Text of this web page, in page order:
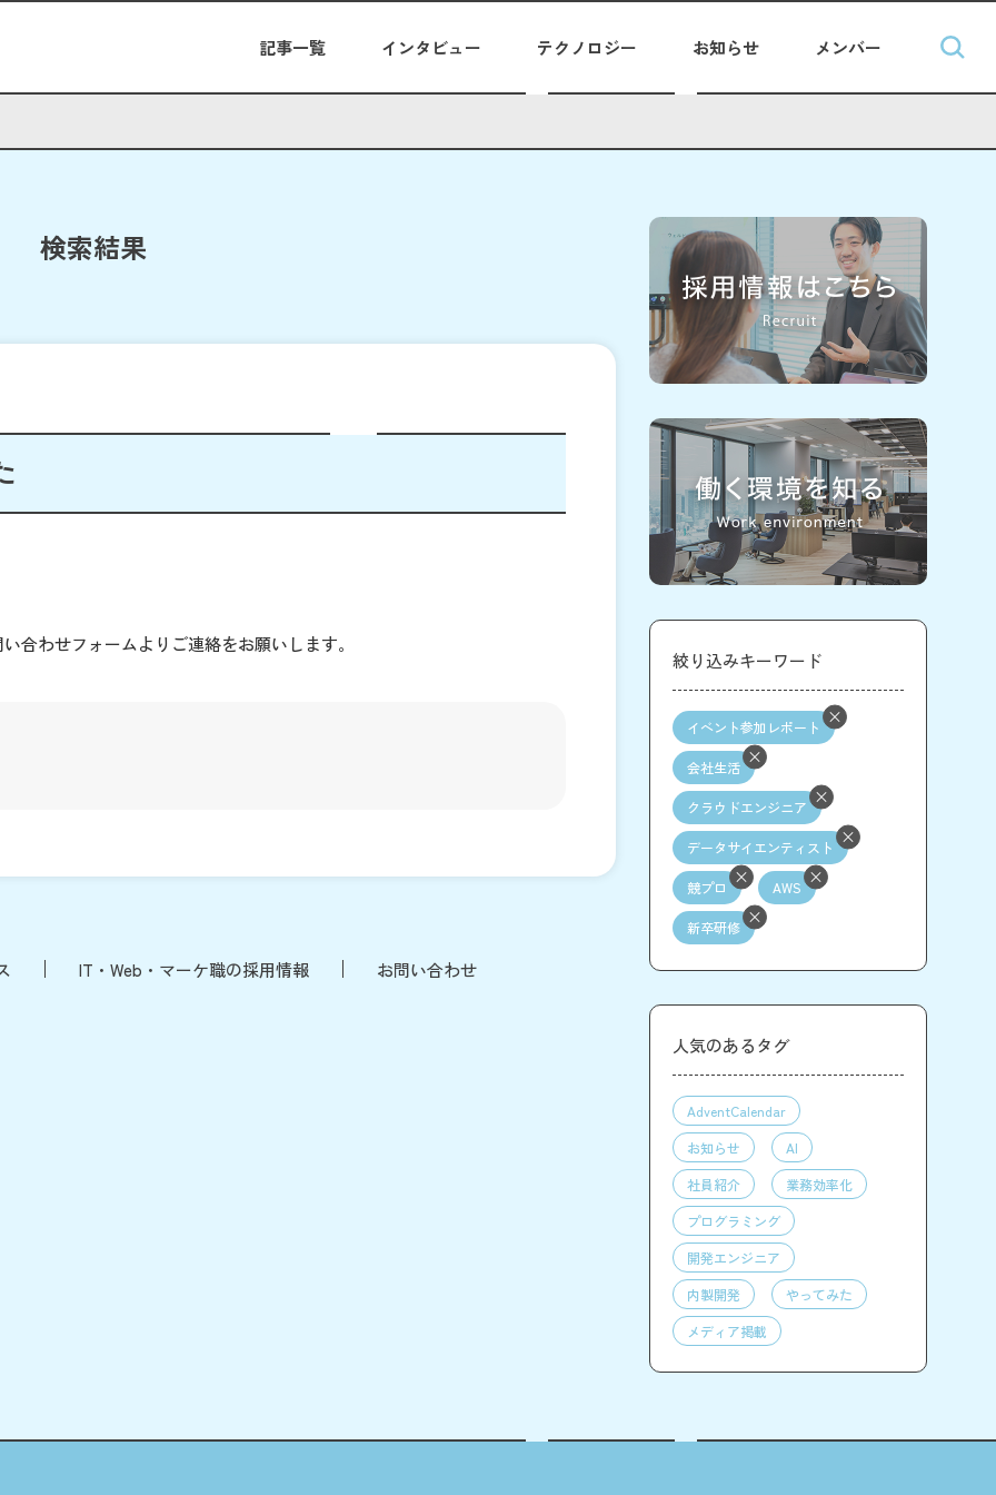
記事一覧 インタビュー テクノロジー お知らせ メンバー
検索結果
合わせフォームよりご連絡をお願いします。
IT・Web・マーケ職の採用情報 お問い合わせ
絞り込みキーワード
イベント参加レポート
会社生活
クラウドエンジニア
データサイエンティスト
競プロ AWS
新卒研修
人気のあるタグ
AdventCalendar
お知らせ
AI
社員紹介
業務効率化
プログラミング
開発エンジニア
内製開発
やってみた
メディア掲載